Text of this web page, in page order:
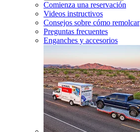
Comienza una reservación
Videos instructivos
Consejos sobre cómo remolcar
Preguntas frecuentes
Enganches y accesorios